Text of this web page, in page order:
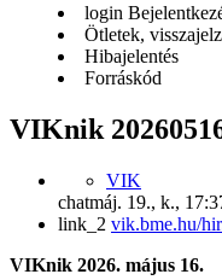
login
Ötletek,
Hibajelentés
Forráskód
VIKnik
VIK
chatmáj. 19., k.,
link_2 vik.bme.hu/
VIKnik 2026. május 16.